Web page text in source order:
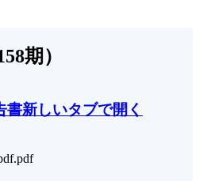
期）
書新しいタブで開く